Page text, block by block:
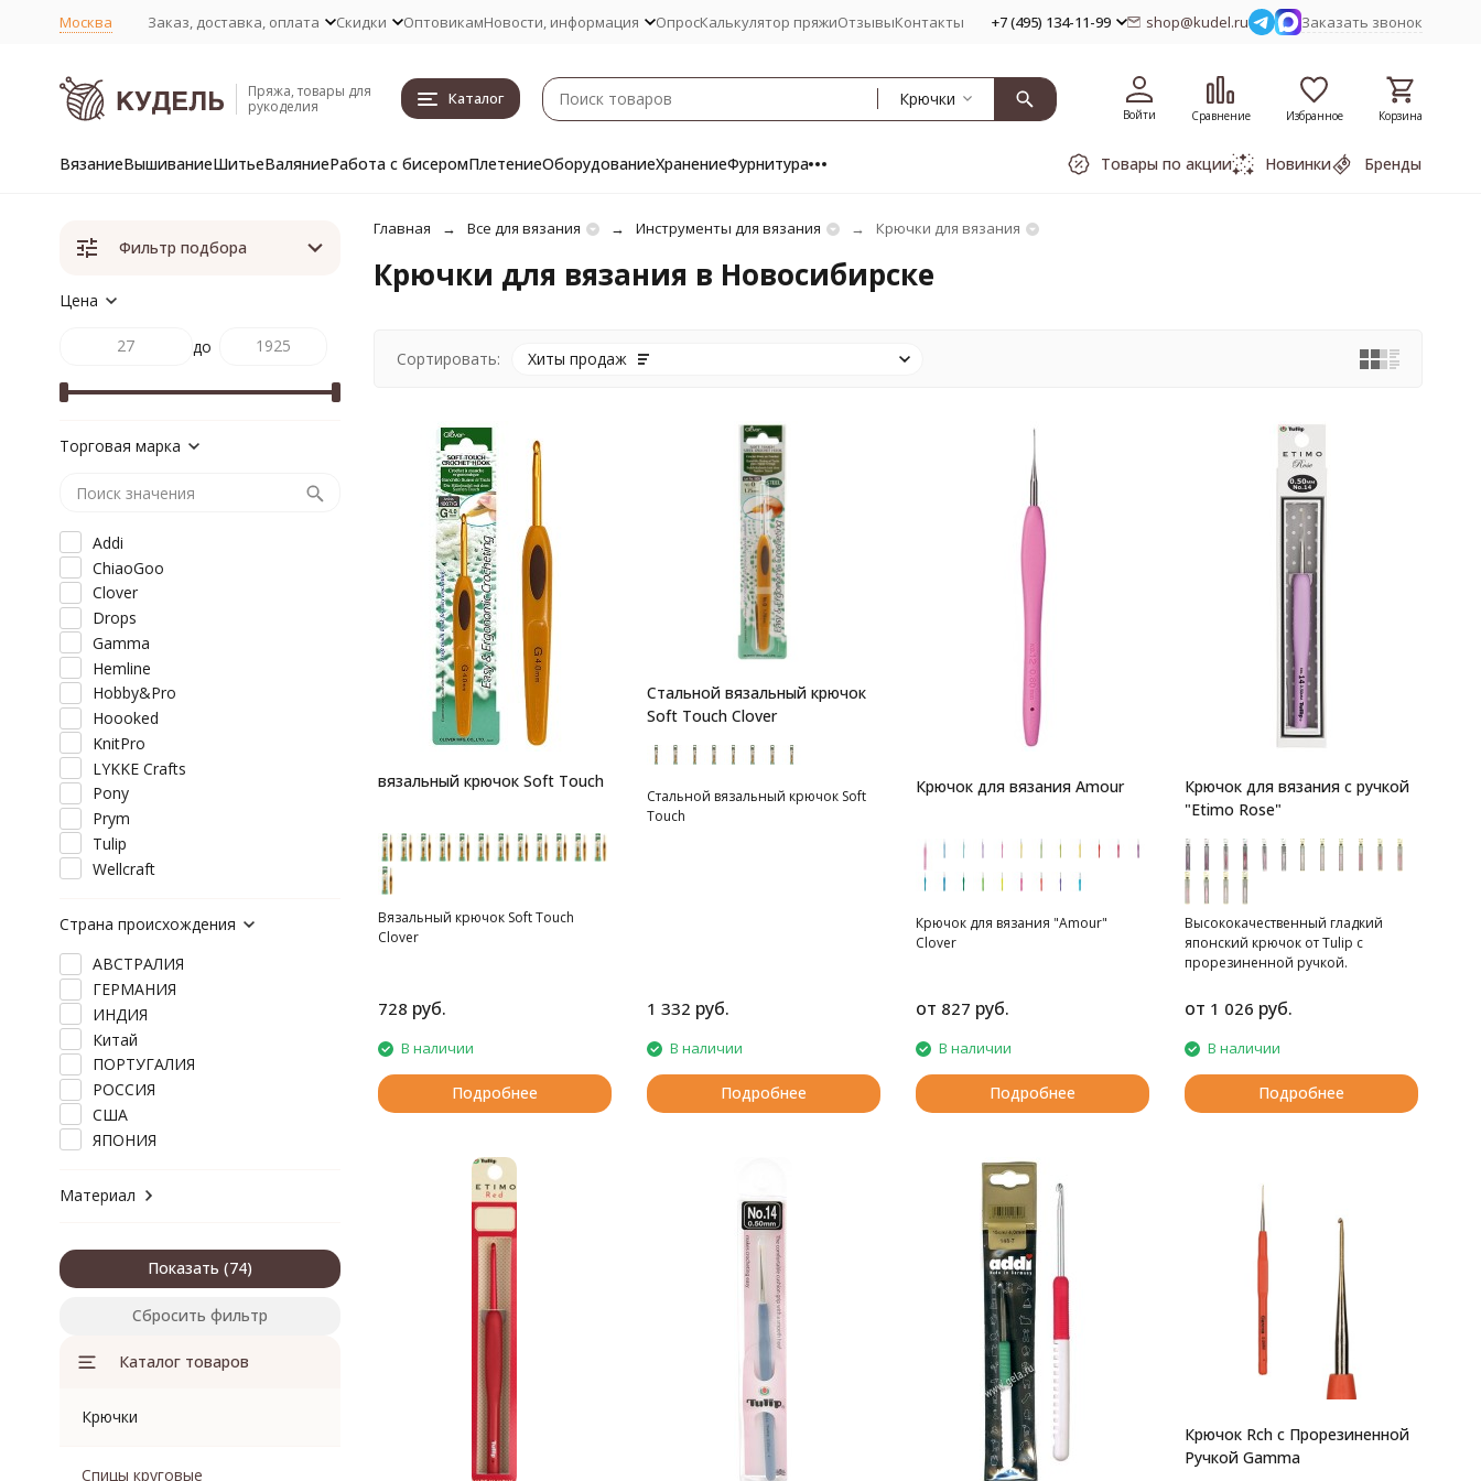
Москва Заказ, доставка, оплата Скидки ОптовикамНовости, информация ОпросКалькулятор пряжиОтзывыКонтакты +7 (495) 134-11-99 shop@kudel.ru Заказать звонок
Пряжа, товары для
рукоделия
Каталог Крючки
Войти Сравнение Избранное Корзина
ВязаниеВышиваниеШитьеВаляниеРабота с бисеромПлетениеОборудованиеХранениеФурнитура Товары по акции Новинки Бренды
Главная Все для вязания Инструменты для вязания Крючки для вязания
Крючки для вязания в Новосибирске
Сортировать: Хиты продаж
вязальный крючок Soft Touch
Вязальный крючок Soft Touch
Clover
728 руб.
В наличии
Подробнее
Стальной вязальный крючок
Soft Touch Clover
Стальной вязальный крючок Soft
Touch
1 332 руб.
В наличии
Подробнее
Крючок для вязания Amour
Крючок для вязания "Amour"
Clover
от 827 руб.
В наличии
Подробнее
Крючок для вязания с ручкой
"Etimo Rose"
Высококачественный гладкий
японский крючок от Tulip c
прорезиненной ручкой.
от 1 026 руб.
В наличии
Подробнее
Крючок Rch с Прорезиненной
Ручкой Gamma
Фильтр подбора
Цена
до
Торговая марка
Addi
ChiaoGoo
Clover
Drops
Gamma
Hemline
Hobby&Pro
Hoooked
KnitPro
LYKKE Crafts
Pony
Prym
Tulip
Wellcraft
Страна происхождения
АВСТРАЛИЯ
ГЕРМАНИЯ
ИНДИЯ
Китай
ПОРТУГАЛИЯ
РОССИЯ
США
ЯПОНИЯ
Материал
Показать
Сбросить фильтр
Каталог товаров
Крючки
Спицы круговые